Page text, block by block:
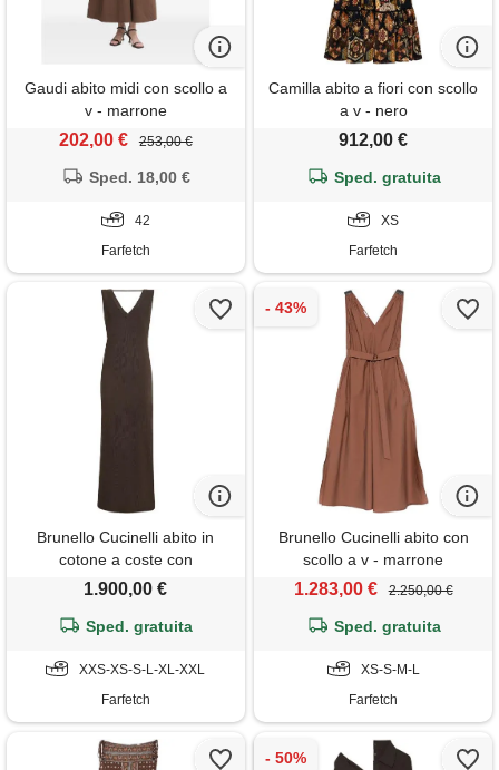
Gaudi abito midi con scollo a
v - marrone
202,00 € 253,00 €
Sped. 18,00 €
42
Farfetch
Camilla abito a fiori con scollo
a v - nero
912,00 €
Sped. gratuita
XS
Farfetch
Brunello Cucinelli abito in
cotone a coste con
decorazione monili - marrone
1.900,00 €
Sped. gratuita
XXS-XS-S-L-XL-XXL
Farfetch
Brunello Cucinelli abito con
scollo a v - marrone
1.283,00 € 2.250,00 €
Sped. gratuita
XS-S-M-L
Farfetch